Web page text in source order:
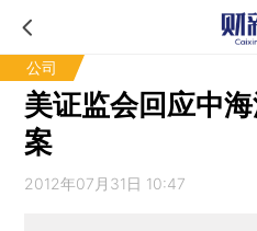
公司
美证监会回应中
案
2012年07月31日 10:47